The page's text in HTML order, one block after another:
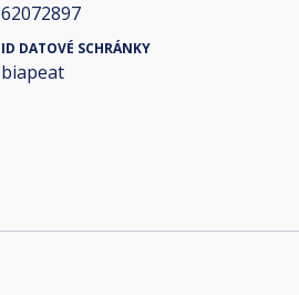
62072897
ID DATOVÉ SCHRÁNKY
biapeat